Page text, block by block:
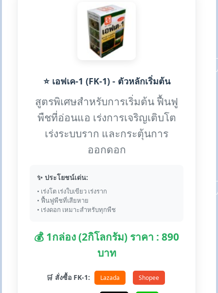
⭐ เอฟเค-1 (FK-1) - ตัวหลักเริ่มต้น
สูตรพิเศษสำหรับการเริ่มต้น ฟื้นฟู
พืชที่อ่อนแอ เร่งการเจริญเติบโต
เร่งระบบราก และกระตุ้นการ
ออกดอก
✨ ประโยชน์เด่น:
• เร่งโต เร่งใบเขียว เร่งราก
• ฟื้นฟูพืชที่เสียหาย
• เร่งดอก เหมาะสำหรับทุกพืช
💰 1กล่อง (2กิโลกรัม) ราคา : 890
บาท
🛒 สั่งซื้อ FK-1: Lazada Shopee